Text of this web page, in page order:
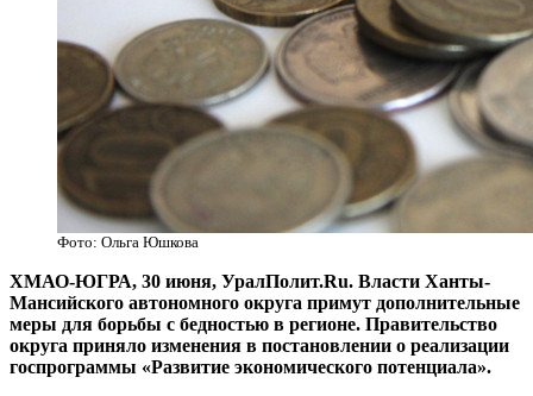
Фото: Ольга Юшкова
ХМАО-ЮГРА, 30 июня, УралПолит.Ru. Власти Ханты-
Мансийского автономного округа примут дополнительные
меры для борьбы с бедностью в регионе. Правительство
округа приняло изменения в постановлении о реализации
госпрограммы «Развитие экономического потенциала».